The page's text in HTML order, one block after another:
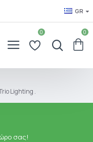
GR
0 0
Lighting .
σας!